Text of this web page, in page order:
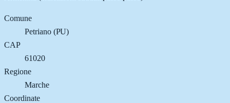
Comune
Petriano(PU)
CAP
61020
Regione
Marche
Coordinate